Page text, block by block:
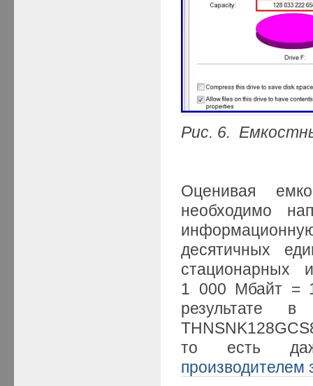
Рис. 6.
Оценивая
необходимо
десятичных
стационарных
1 000 Мбайт =
результате
то есть
производителем